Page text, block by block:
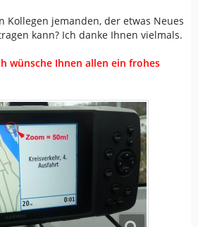
Kollegen jemanden, der etwas Neues
kann? Ich danke Ihnen vielmals.
wünsche Ihnen allen ein frohes